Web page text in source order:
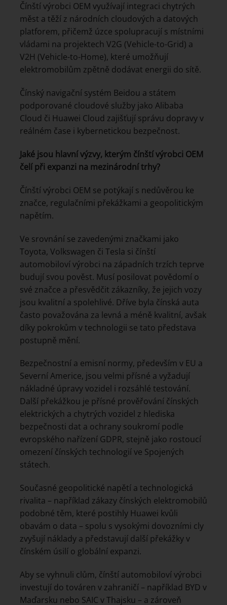
Čínští výrobci OEM využívají integraci chytrých
měst a těží z národních cloudových a datových
platforem, přičemž úzce spolupracují s místními
vládami na projektech V2G (Vehicle-to-Grid) a
V2H (Vehicle-to-Home), které umožňují
elektromobilům zpětně dodávat energii do sítě.
Čínský navigační systém Beidou a státem
podporované cloudové služby jako Alibaba
Cloud či Huawei Cloud zajišťují správu dopravy v
reálném čase i kybernetickou bezpečnost.
Jaké jsou hlavní výzvy, kterým čínští výrobci OEM
čelí při expanzi na mezinárodní trhy?
Čínští výrobci OEM se potýkají s nedůvěrou ke
značce, regulačními překážkami a geopolitickým
napětím.
Ve srovnání se zavedenými značkami jako
Toyota, Volkswagen či Tesla si čínští
automobiloví výrobci na západních trzích teprve
budují svou pověst. Musí posilovat povědomí o
své značce a přesvědčit zákazníky, že jejich vozy
jsou kvalitní a spolehlivé. Dříve byla čínská auta
často považována za levná a méně kvalitní, avšak
díky pokrokům v technologii se tato představa
postupně mění.
Bezpečnostní a emisní normy, především v EU a
Severní Americe, jsou velmi přísné a vyžadují
nákladné úpravy vozidel i rozsáhlé testování.
Další překážkou je přísné prověřování čínských
elektrických a chytrých vozidel z hlediska
bezpečnosti dat a ochrany soukromí podle
evropského nařízení GDPR, stejně jako rostoucí
omezení čínských technologií ve Spojených
státech.
Současné geopolitické napětí a technologická
rivalita – například zákazy čínských elektromobilů
podobné těm, které postihly Huawei kvůli
obavám o data – spolu s vysokými dovozními cly
zvyšují náklady a představují další překážky v
čínském úsilí o globální expanzi.
Aby se vyhnuli clům, čínští automobiloví výrobci
investují do továren v zahraničí – například BYD v
Maďarsku nebo SAIC v Thajsku – a zároveň